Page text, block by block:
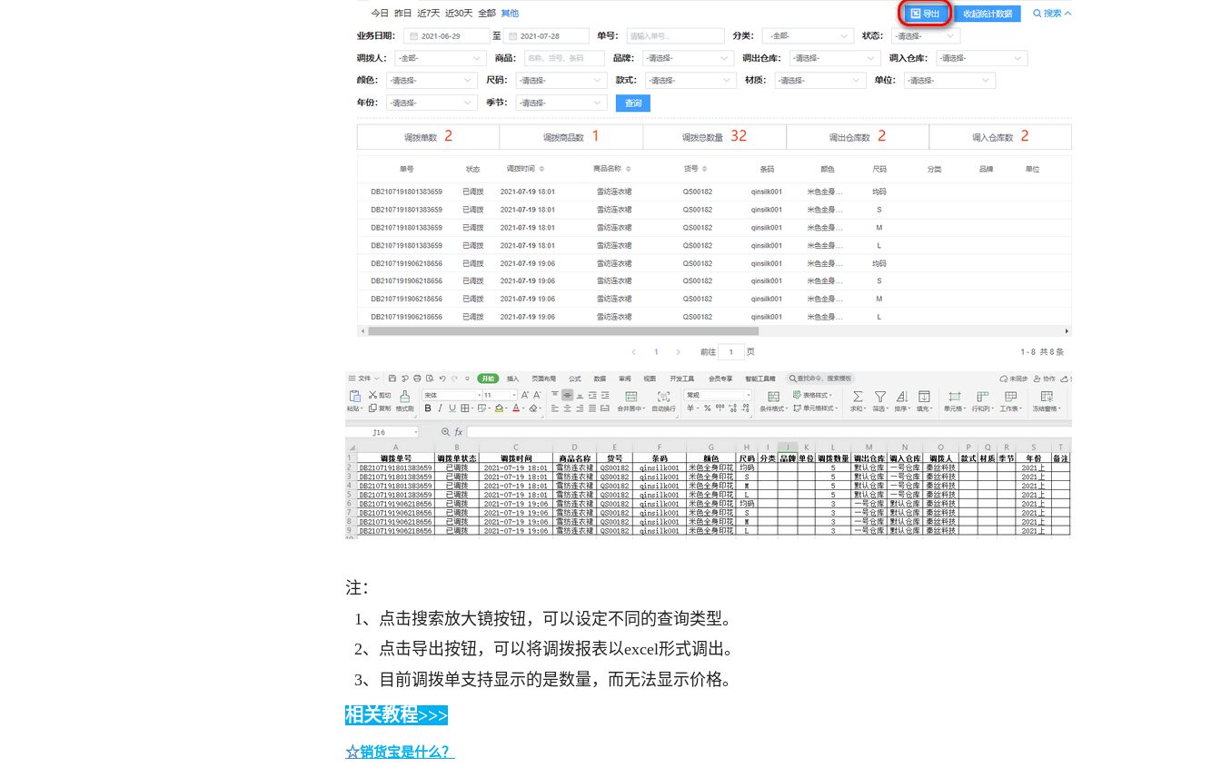
注：
1、点击搜索放大镜按钮，可以设定不同的查询类型。
2、点击导出按钮，可以将调拨报表以excel形式调出。
3、目前调拨单支持显示的是数量，而无法显示价格。
相关教程>>>
☆销货宝是什么？